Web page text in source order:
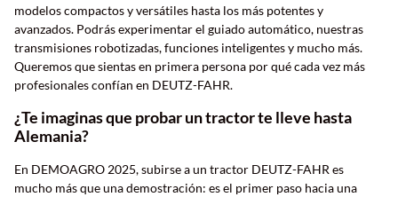
modelos compactos y versátiles hasta los más potentes y
avanzados. Podrás experimentar el guiado automático, nuestras
transmisiones robotizadas, funciones inteligentes y mucho más.
Queremos que sientas en primera persona por qué cada vez más
profesionales confían en DEUTZ-FAHR.
¿Te imaginas que probar un tractor te lleve hasta
Alemania?
En DEMOAGRO 2025, subirse a un tractor DEUTZ-FAHR es
mucho más que una demostración: es el primer paso hacia una